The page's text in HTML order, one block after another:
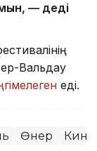
— деді
Вальдау
еді.
Өнер Кино